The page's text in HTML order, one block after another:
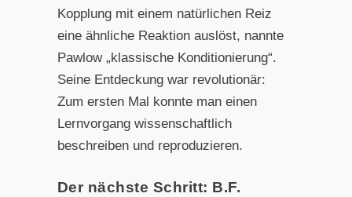
Kopplung mit einem natürlichen Reiz
eine ähnliche Reaktion auslöst, nannte
Pawlow „klassische Konditionierung“.
Seine Entdeckung war revolutionär:
Zum ersten Mal konnte man einen
Lernvorgang wissenschaftlich
beschreiben und reproduzieren.
Der nächste Schritt: B.F.